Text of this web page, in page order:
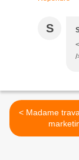
S
/
< Madame travaille dans le